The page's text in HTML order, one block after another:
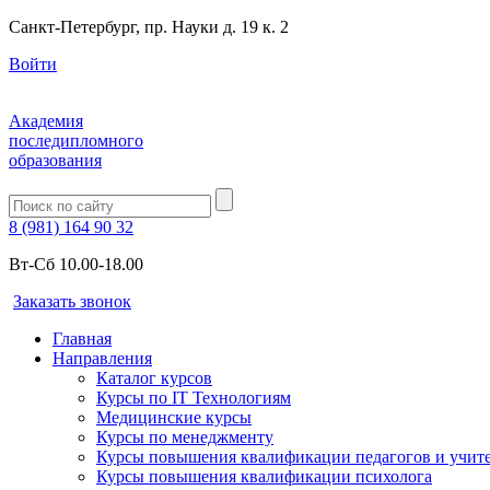
Санкт-Петербург, пр. Науки д. 19 к. 2
Войти
Академия
последипломного
образования
8 (981) 164 90 32
Вт-Сб 10.00-18.00
Заказать звонок
Главная
Направления
Каталог курсов
Курсы по IT Технологиям
Медицинские курсы
Курсы по менеджменту
Курсы повышения квалификации педагогов и
Курсы повышения квалификации психолога